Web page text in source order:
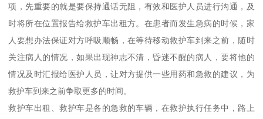
项，先重要的就是要保持通话无阻，有效和医护人员进行沟通，及
时将所在位置报告给救护车出租方。在患者而发生急病的时候，家
人要想办法保证对方呼吸顺畅，在等待移动救护车到来之前，随时
关注病人的情况，如果出现神志不清，昏迷不醒的病人，要将他的
情况及时汇报给医护人员，让对方提供一些用药和急救的建议，为
救护车到来之前争取更多的时间。
救护车出租、救护车是各的急救的车辆，在救护执行任务中，路上